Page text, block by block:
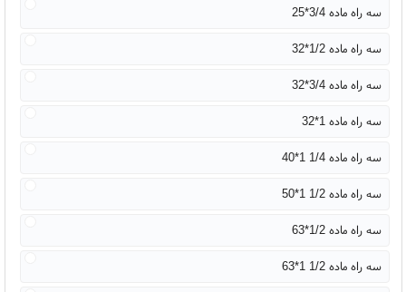
سه راه ماده 3/4*25
سه راه ماده 1/2*32
سه راه ماده 3/4*32
سه راه ماده 1*32
سه راه ماده 1/4 1*40
سه راه ماده 1/2 1*50
سه راه ماده 1/2*63
سه راه ماده 1/2 1*63